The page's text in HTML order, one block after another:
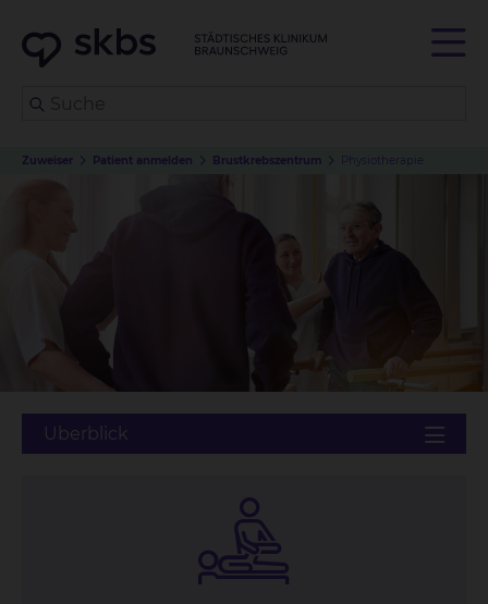
Zuweiser Patient anmelden Brustkrebszentrum Physiotherapie